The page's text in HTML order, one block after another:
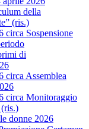
della
(ris.)
circa Sospensione
di
circa Assemblea
circa Monitoraggio
donne 2026